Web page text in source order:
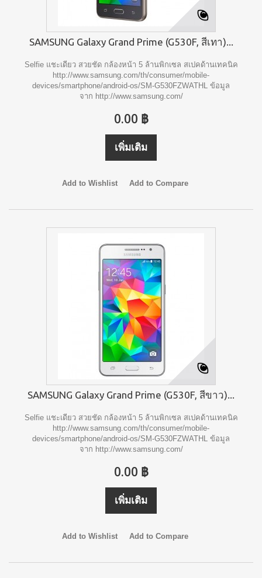
SAMSUNG Galaxy Grand Prime (G530F, สีเทา)...
Selfie แชะเดียว สวยชัด กล้องหน้า 5 ล้านพิกเซล สเปคด้านเทคนิค
http://www.samsung.com/th/consumer/mobile-
devices/smartphone/android-os/SM-G530FZWATHL ข้อมูล
จาก http://www.samsung.com/
0.00 ฿
เพิ่มเติม
Add to Wishlist Add to Compare
SAMSUNG Galaxy Grand Prime (G530F, สีขาว)...
Selfie แชะเดียว สวยชัด กล้องหน้า 5 ล้านพิกเซล สเปคด้านเทคนิค
http://www.samsung.com/th/consumer/mobile-
devices/smartphone/android-os/SM-G530FZWATHL ข้อมูล
จาก http://www.samsung.com/
0.00 ฿
เพิ่มเติม
Add to Wishlist Add to Compare